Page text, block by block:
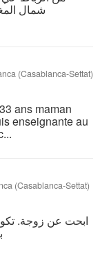
شمال
(Casablanca-Settat)
ans maman
enseignante au
(Casablanca-Settat)
ابحت عن زوجة.
بين